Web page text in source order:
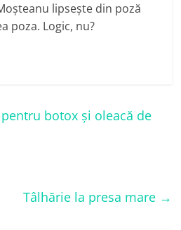
lipsește din poză
poza. Logic, nu?
botox și oleacă de
Tâlhărie la presa mare →